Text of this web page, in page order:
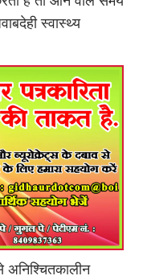
स्वास्थ्य
अनिश्चितकालीन